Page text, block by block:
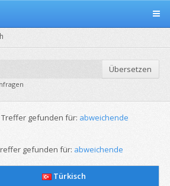
Übersetzen
gefunden für: abweichende
gefunden für: abweichende
Türkisch